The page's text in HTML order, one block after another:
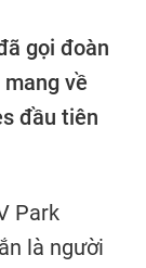
gọi đoàn
về
đầu tiên
Park
là người